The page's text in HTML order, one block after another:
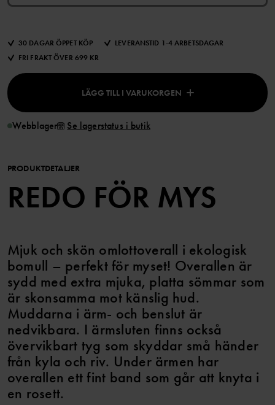
30 DAGAR ÖPPET KÖP
LEVERANSTID 1-4 ARBETSDAGAR
FRI FRAKT ÖVER 699 KR
LÄGG TILL I VARUKORGEN
Webblager Se lagerstatus i butik
PRODUKTDETALJER
REDO FÖR MYS
Mjuk och skön omlottoverall i ekologisk
bomull – perfekt för myset! Overallen är
sydd med extra mjuka, platta sömmar som
är skonsamma mot känslig hud.
Muddarna i ärm- och benslut är
nedvikbara. I ärmsluten finns också
övervikbart tyg som skyddar små händer
från kyla och riv. Under ärmen har
overallen ett fint band som går att knyta i
en rosett.